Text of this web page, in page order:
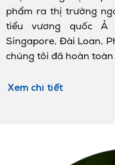
phẩm ra thị trường
tiểu vương quốc Ả
Singapore, Đài Loan,
chúng tôi đã hoàn toàn
Xem chi tiết